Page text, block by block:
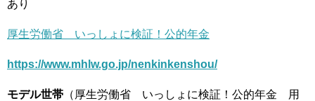
あり
厚生労働省 いっしょに検証！公的年金
https://www.mhlw.go.jp/nenkinkenshou/
モデル世帯 （厚生労働省 いっしょに検証！公的年金 用